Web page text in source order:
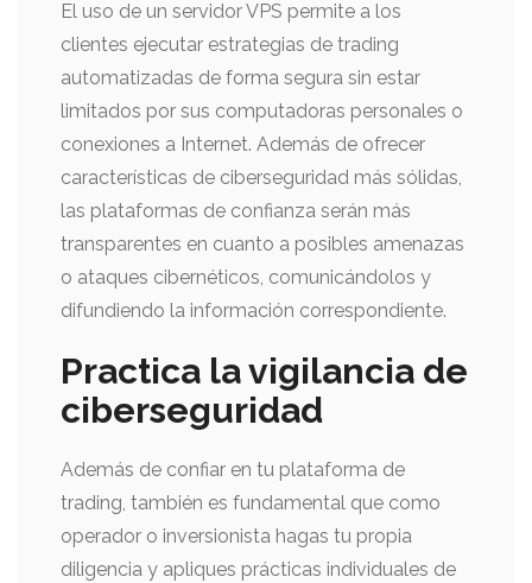
El uso de un servidor VPS permite a los
clientes ejecutar estrategias de trading
automatizadas de forma segura sin estar
limitados por sus computadoras personales o
conexiones a Internet. Además de ofrecer
características de ciberseguridad más sólidas,
las plataformas de confianza serán más
transparentes en cuanto a posibles amenazas
o ataques cibernéticos, comunicándolos y
difundiendo la información correspondiente.
Practica la vigilancia de
ciberseguridad
Además de confiar en tu plataforma de
trading, también es fundamental que como
operador o inversionista hagas tu propia
diligencia y apliques prácticas individuales de